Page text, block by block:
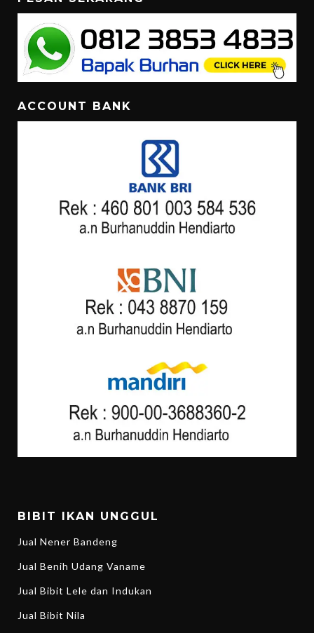
ACCOUNT BANK
BIBIT IKAN UNGGUL
Jual Nener Bandeng
Jual Benih Udang Vaname
Jual Bibit Lele dan Indukan
Jual Bibit Nila